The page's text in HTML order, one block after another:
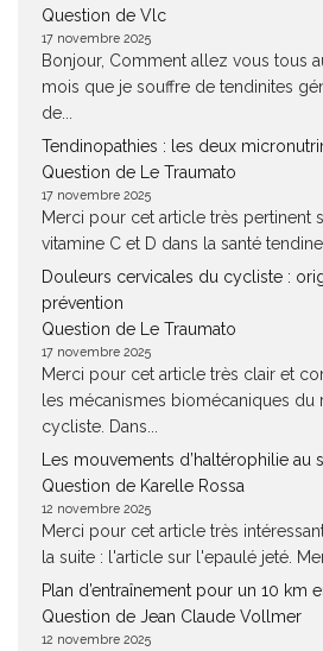
Question de Vlc
17 novembre 2025
Bonjour, Comment allez vous tous
mois que je souffre de tendinites
de...
Tendinopathies : les deux
Question de Le Traumato
17 novembre 2025
Merci pour cet article très pertinent
vitamine C et D dans la santé
Douleurs cervicales du cycliste :
prévention
Question de Le Traumato
17 novembre 2025
Merci pour cet article très clair et
les mécanismes biomécaniques
cycliste. Dans...
Les mouvements d’haltérophilie au
Question de Karelle Rossa
12 novembre 2025
Merci pour cet article très
la suite : l'article sur l'epaulé jeté.
Plan d’entraînement pour un 10 km
Question de Jean Claude Vollmer
12 novembre 2025